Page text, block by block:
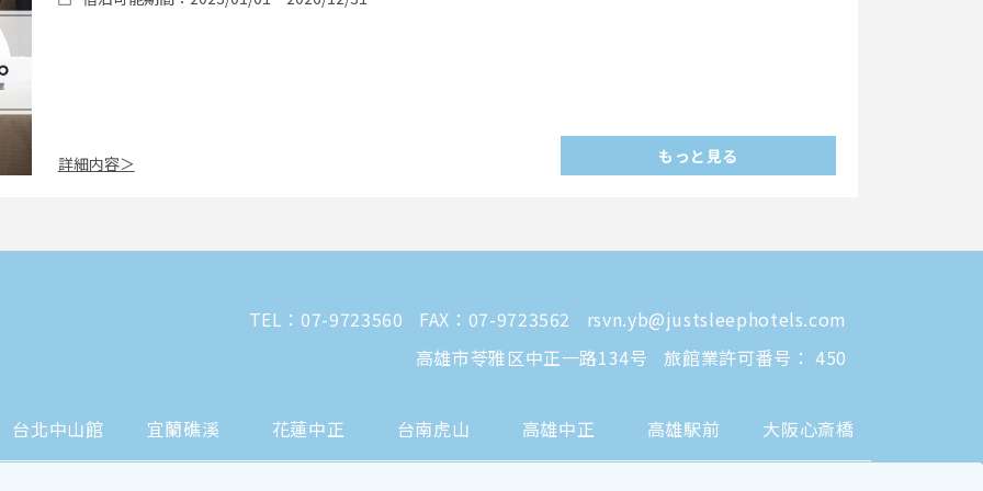
詳細内容＞ もっと見る
TEL： 07-9723560 FAX：07-9723562
rsvn.yb@justsleephotels.com
高雄市苓雅区中正一路134号
旅館業許可番号： 450
台北中山館 宜蘭礁溪 花蓮中正 台南虎山 高雄中正 高雄駅前 大阪心斎橋